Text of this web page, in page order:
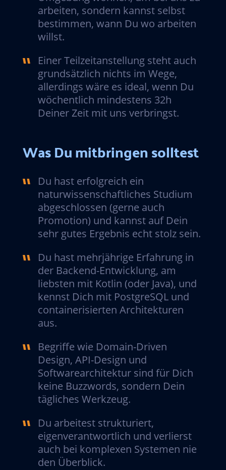
arbeiten, sondern kannst selbst
bestimmen, wann Du wo arbeiten
willst.
Einer Teilzeitanstellung steht auch
grundsätzlich nichts im Wege,
allerdings wäre es ideal, wenn Du
wöchentlich mindestens 32h
Deiner Zeit mit uns verbringst.
Was Du mitbringen solltest
Du hast erfolgreich ein
naturwissenschaftliches Studium
abgeschlossen (gerne auch
Promotion) und kannst auf Dein
sehr gutes Ergebnis echt stolz sein.
Du hast mehrjährige Erfahrung in
der Backend-Entwicklung, am
liebsten mit Kotlin (oder Java), und
kennst Dich mit PostgreSQL und
containerisierten Architekturen
aus.
Begriffe wie Domain-Driven
Design, API-Design und
Softwarearchitektur sind für Dich
keine Buzzwords, sondern Dein
tägliches Werkzeug.
Du arbeitest strukturiert,
eigenverantwortlich und verlierst
auch bei komplexen Systemen nie
den Überblick.